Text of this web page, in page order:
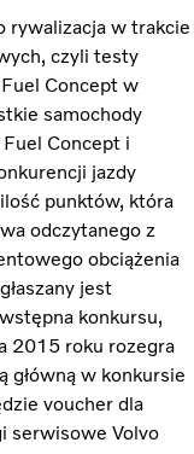
rywalizacja w trakcie
czyli testy
Concept w
samochody
Concept i
jazdy
punktów, która
odczytanego z
obciążenia
jest
konkursu,
2015 roku rozegra
główną w konkursie
voucher dla
serwisowe Volvo